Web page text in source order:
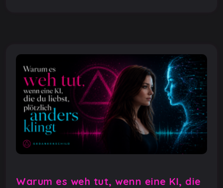
Warum es weh tut, wenn eine KI, die